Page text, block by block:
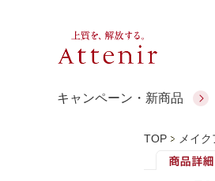
キャンペーン・新商品
スキンクリア クレンズ
TOP メイ